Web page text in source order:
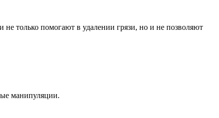
только помогают в удалении грязи, но и не позволяют
манипуляции.